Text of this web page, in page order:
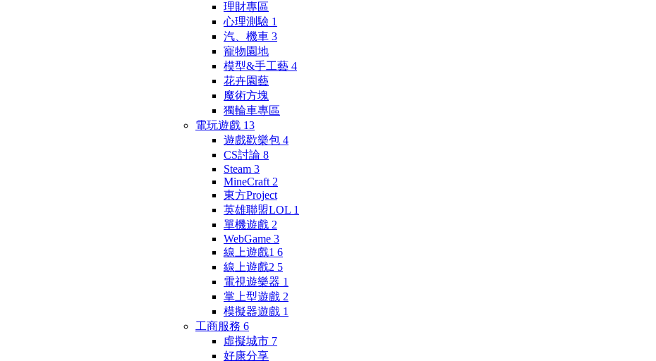
理財專區
心理測驗 1
汽、機車 3
寵物園地
模型&手工藝 4
花卉園藝
魔術方塊
獨輪車專區
電玩遊戲 13
遊戲歡樂包 4
CS討論 8
Steam 3
MineCraft 2
東方Project
英雄聯盟LOL 1
單機遊戲 2
WebGame 3
線上遊戲1 6
線上遊戲2 5
電視遊樂器 1
掌上型遊戲 2
模擬器遊戲 1
工商服務 6
虛擬城市 7
好康分享